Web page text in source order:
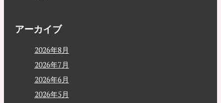
アーカイブ
2026年8月
2026年7月
2026年6月
2026年5月